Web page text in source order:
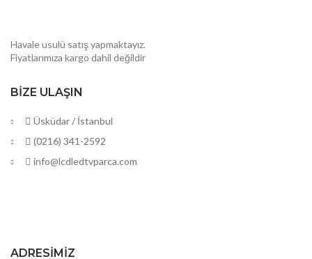
Havale usulü satış yapmaktayız.
Fiyatlarımıza kargo dahil değildir
BIZE ULAŞIN
Üsküdar / İstanbul
(0216) 341-2592
info@lcdledtvparca.com
ADRESIMIZ